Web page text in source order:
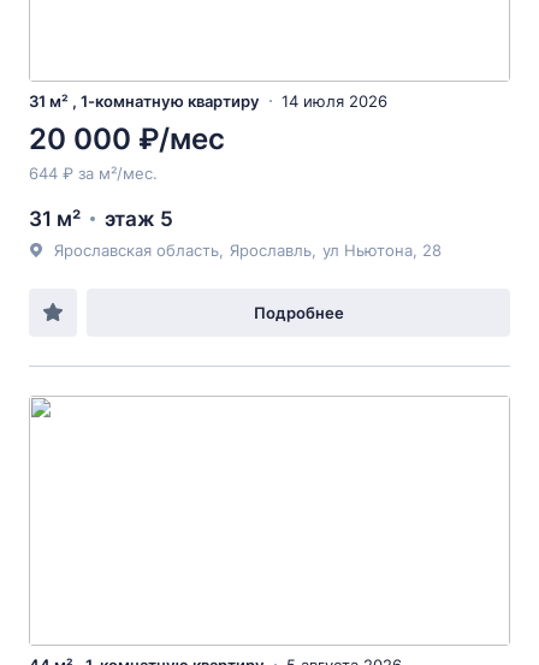
31 м² , 1-комнатную квартиру 14 июля 2026
20 000 ₽/мес
644 ₽ за м²/мес.
31 м² этаж 5
Ярославская область Ярославль ул Ньютона , 28
Подробнее